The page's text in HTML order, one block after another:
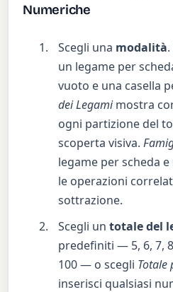
Numeriche
Scegli una modalità.
un legame per
vuoto e una casella
dei Legamimostra
ogni partizione del
scoperta visiva.
legame per scheda
le operazioni
sottrazione.
Scegli untotale del
predefiniti — 5, 6, 7,
100 — o scegli Totale
inserisci qualsiasi